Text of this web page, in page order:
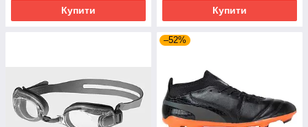
Купити Купити
–52%